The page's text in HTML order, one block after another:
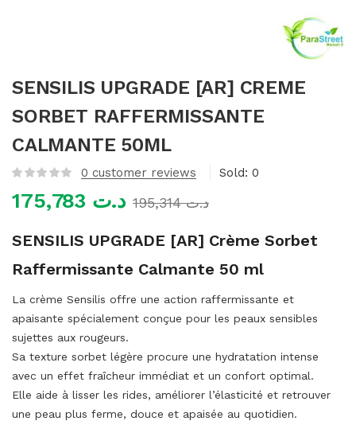
SENSILIS UPGRADE [AR] CREME
SORBET RAFFERMISSANTE
CALMANTE 50ML
0 customer reviews Sold: 0
د.ت د.ت195,314
SENSILIS UPGRADE [AR] Crème Sorbet
Raffermissante Calmante 50 ml
La crème Sensilis offre une action raffermissante et
apaisante spécialement conçue pour les peaux sensibles
sujettes aux rougeurs.
Sa texture sorbet légère procure une hydratation intense
avec un effet fraîcheur immédiat et un confort optimal.
Elle aide à lisser les rides, améliorer l’élasticité et retrouver
une peau plus ferme, douce et apaisée au quotidien.